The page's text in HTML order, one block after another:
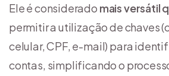
Ele é considerado mais versátil
permitir a utilização de chaves
celular, CPF, e-mail) para
contas, simplificando o